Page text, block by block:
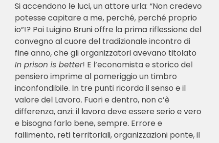
Si accendono le luci, un attore urla: “Non credevo
potesse capitare a me, perché, perché proprio
io”!? Poi Luigino Bruni offre la prima riflessione del
convegno al cuore del tradizionale incontro di
fine anno, che gli organizzatori avevano titolato
In prison is better! E l’economista e storico del
pensiero imprime al pomeriggio un timbro
inconfondibile. In tre punti ricorda il senso e il
valore del Lavoro. Fuori e dentro, non c’è
differenza, anzi: il lavoro deve essere serio e vero
e bisogna farlo bene, sempre. Errore e
fallimento, reti territoriali, organizzazioni ponte, il